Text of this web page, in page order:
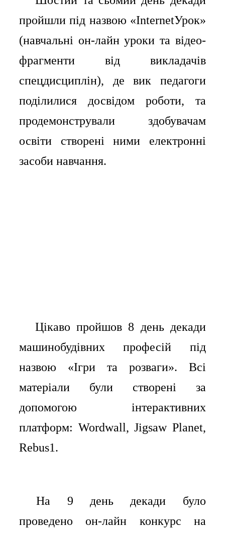
пройшли під назвою «InternetУрок»
(навчальні он-лайн уроки та відео-
фрагменти від викладачів
спецдисциплін), де вик педагоги
поділилися досвідом роботи, та
продемонстрували здобувачам
освіти створені ними електронні
засоби навчання.
⠀⠀Цікаво пройшов 8 день декади
машинобудівних професій під
назвою «Ігри та розваги». Всі
матеріали були створені за
допомогою інтерактивних
платформ: Wordwall, Jigsaw Planet,
Rebus1.
⠀На 9 день декади було
проведено он-лайн конкурс на